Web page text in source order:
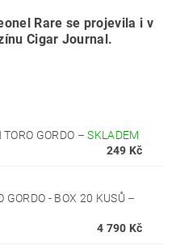
Rare se projevila i v
Cigar Journal.
GORDO –SKLADEM
249 Kč
GORDO - BOX 20 KUSŮ –
4 790 Kč